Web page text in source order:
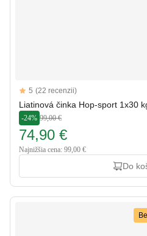
Reviews
5 out of 5 stars
5 (22 recenzii)
Liatinová činka Hop-sport 1x30
-24% 99,00 €
74,90 €
Najnižšia cena: 99,00 €
Do